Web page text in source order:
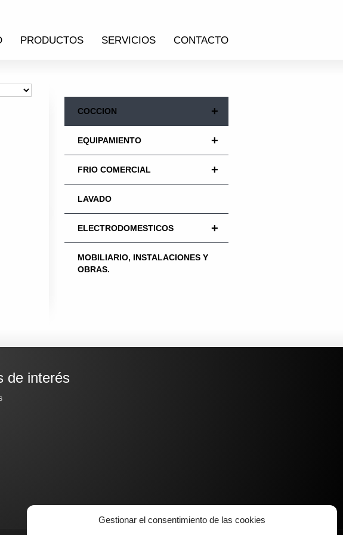
Gestionar el consentimiento de las cookies
PRODUCTOS SERVICIOS CONTACTO
+
COCCION
+
EQUIPAMIENTO
+
FRIO COMERCIAL
LAVADO
+
ELECTRODOMESTICOS
MOBILIARIO, INSTALACIONES Y
OBRAS.
de interés